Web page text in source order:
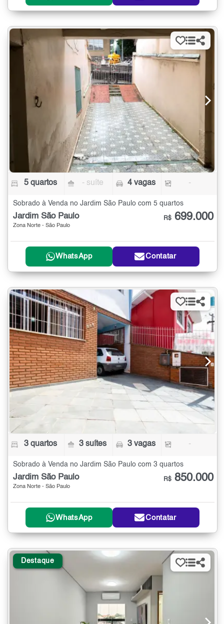
5 quartos - suíte 4 vagas -
Sobrado à Venda no Jardim São Paulo com 5 quartos
Jardim São Paulo
Zona Norte - São Paulo
R$ 699.000
WhatsApp Contatar
3 quartos 3 suítes 3 vagas -
Sobrado à Venda no Jardim São Paulo com 3 quartos
Jardim São Paulo
Zona Norte - São Paulo
R$ 850.000
WhatsApp Contatar
Destaque